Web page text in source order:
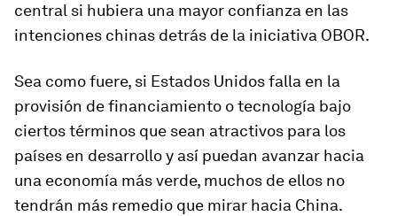
central si hubiera una mayor confianza en las
intenciones chinas detrás de la iniciativa OBOR.
Sea como fuere, si Estados Unidos falla en la
provisión de financiamiento o tecnología bajo
ciertos términos que sean atractivos para los
países en desarrollo y así puedan avanzar hacia
una economía más verde, muchos de ellos no
tendrán más remedio que mirar hacia China.